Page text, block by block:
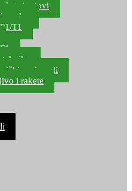
setovi
zvuka
T1
proizvodi
i rakete